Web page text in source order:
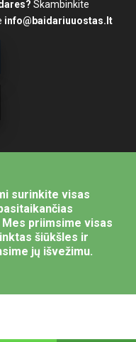
Skambinkite
info@baidariuuostas.lt
surinkite visas
priimsime visas
šiūkšles ir
jų išvežimu.